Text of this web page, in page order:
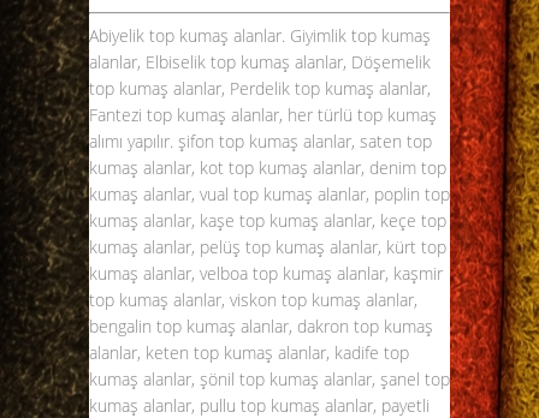
Abiyelik top kumaş alanlar. Giyimlik top kumaş
alanlar, Elbiselik top kumaş alanlar, Döşemelik
top kumaş alanlar, Perdelik top kumaş alanlar,
Fantezi top kumaş alanlar, her türlü top kumaş
alımı yapılır. şifon top kumaş alanlar, saten top
kumaş alanlar, kot top kumaş alanlar, denim top
kumaş alanlar, vual top kumaş alanlar, poplin top
kumaş alanlar, kaşe top kumaş alanlar, keçe top
kumaş alanlar, pelüş top kumaş alanlar, kürt top
kumaş alanlar, velboa top kumaş alanlar, kaşmir
top kumaş alanlar, viskon top kumaş alanlar,
bengalin top kumaş alanlar, dakron top kumaş
alanlar, keten top kumaş alanlar, kadife top
kumaş alanlar, şönil top kumaş alanlar, şanel top
kumaş alanlar, pullu top kumaş alanlar, payetli